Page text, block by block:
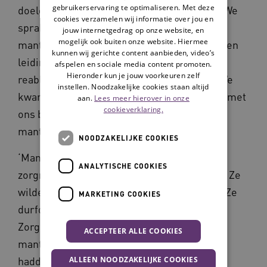
doelgroepen bij ons onderzoek betrokken. We
spraken in focusgroepen met bewoners,
mantelzorgers, vrijwilligers, medewerkers en
leidinggevenden over wat nodig is om
reablement bij Patyna mogelijk te maken. We
kwamen erachter dat reablement schuurde met
ons beleid op het gebied van vrijwilligers,
mantelzorgers en innovatie.’
‘Mantelzorgers gaven aan dat ze de
zorgmedewerkers vaak hard zagen werken. Ze
wilden graag helpen, maar wisten niet hoe. Ze
durfden dit ook niet te vragen.
Zorgmedewerkers dachten juist dat
mantelzorgers het in de thuissituatie zwaar
hadden gehad, dus wilden ze hen niet extra
gebruikerservaring te optimaliseren. Met deze
cookies verzamelen wij informatie over jou en
jouw internetgedrag op onze website, en
mogelijk ook buiten onze website. Hiermee
kunnen wij gerichte content aanbieden, video’s
afspelen en sociale media content promoten.
Hieronder kun je jouw voorkeuren zelf
instellen. Noodzakelijke cookies staan altijd
aan. Lees meer hierover in onze
cookieverklaring.
NOODZAKELIJKE COOKIES
ANALYTISCHE COOKIES
MARKETING COOKIES
ACCEPTEER ALLE COOKIES
ALLEEN NOODZAKELIJKE COOKIES